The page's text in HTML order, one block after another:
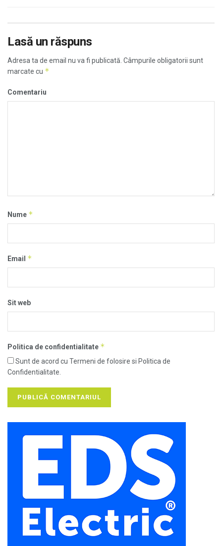
Lasă un răspuns
Adresa ta de email nu va fi publicată. Câmpurile obligatorii sunt
marcate cu *
Comentariu
Nume *
Email *
Sit web
Politica de confidentialitate *
Sunt de acord cu Termeni de folosire si Politica de
Confidentialitate.